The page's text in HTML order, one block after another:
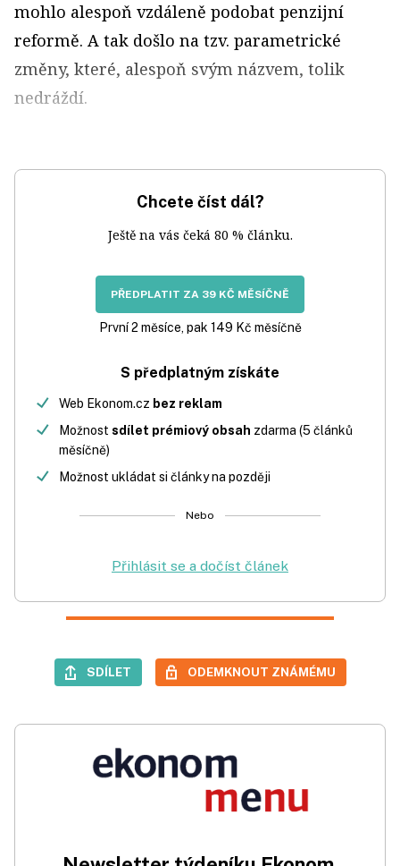
mohlo alespoň vzdáleně podobat penzijní
reformě. A tak došlo na tzv. parametrické
změny, které, alespoň svým názvem, tolik
nedráždí.
Chcete číst dál?
Ještě na vás čeká 80 % článku.
PŘEDPLATIT ZA 39 KČ MĚSÍČNĚ
První 2 měsíce, pak 149 Kč měsíčně
S předplatným získáte
Web Ekonom.cz bez reklam
Možnost sdílet prémiový obsah zdarma (5 článků
měsíčně)
Možnost ukládat si články na později
Nebo
Přihlásit se a dočíst článek
SDÍLET ODEMKNOUT ZNÁMÉMU